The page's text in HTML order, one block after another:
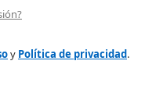
y Política de privacidad.